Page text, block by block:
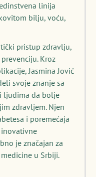
linija
bilju, voću,
pristup zdravlju,
Kroz
Jasmina Jović
svoje znanje sa
ljudima da bolje
zdravljem. Njen
i poremećaja
je značajan za
u Srbiji.